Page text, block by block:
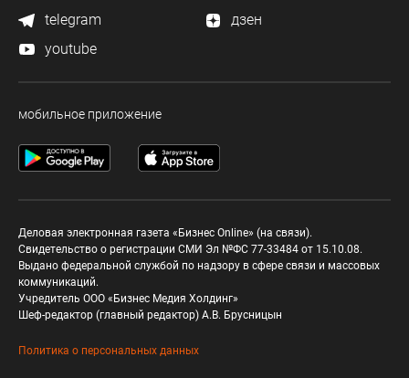
telegram
дзен
youtube
мобильное приложение
Деловая электронная газета «Бизнес Online» (на связи).
Свидетельство о регистрации СМИ Эл №ФС 77-33484 от 15.10.08.
Выдано федеральной службой по надзору в сфере связи и массовых
коммуникаций.
Учредитель ООО «Бизнес Медия Холдинг»
Шеф-редактор (главный редактор) А.В. Брусницын
Политика о персональных данных